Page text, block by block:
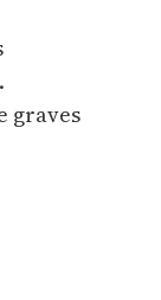
graves